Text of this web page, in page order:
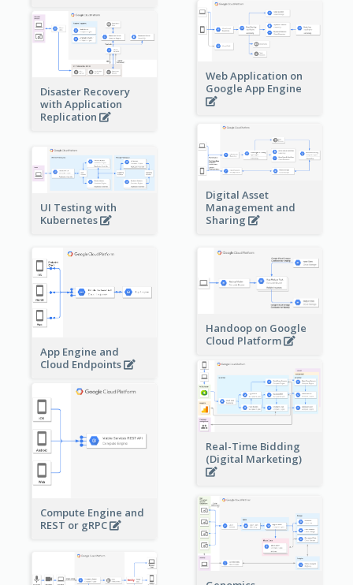
Web Application on
Google App Engine
Disaster Recovery
with Application
Replication
Digital Asset
Management and
Sharing
UI Testing with
Kubernetes
App Engine and
Cloud Endpoints
Handoop on Google
Cloud Platform
Real-Time Bidding
(Digital Marketing)
Compute Engine and
REST or gRPC